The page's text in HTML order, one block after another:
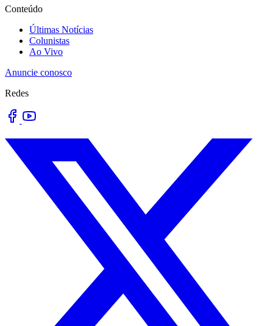
Conteúdo
Últimas Notícias
Colunistas
Ao Vivo
Anuncie conosco
Redes